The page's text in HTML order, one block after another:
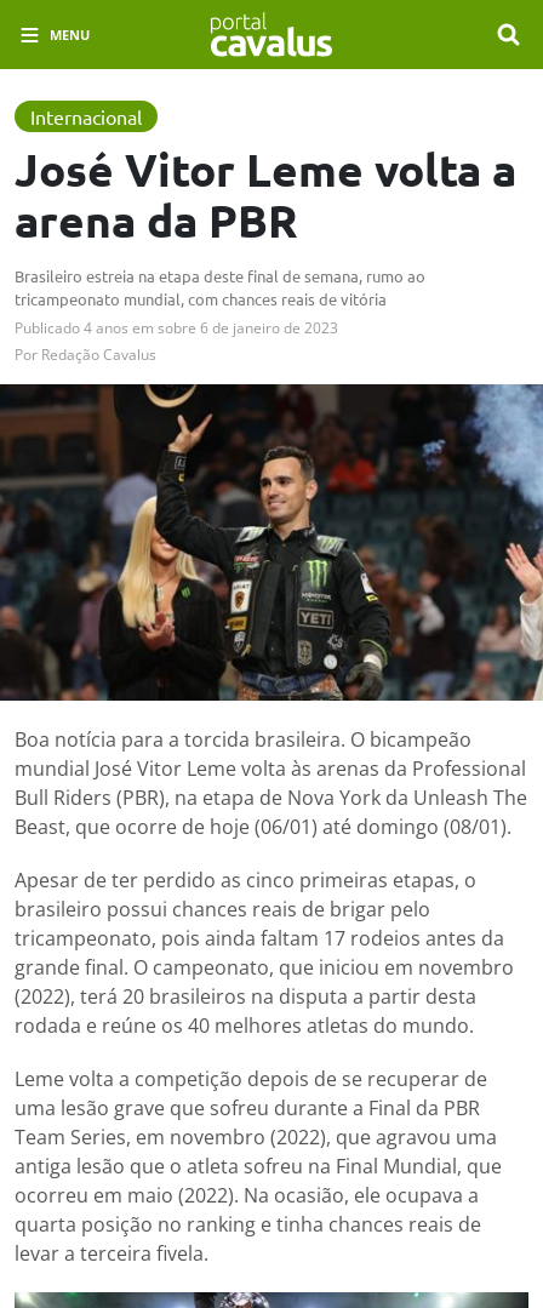
MENU
Internacional
José Vitor Leme volta a
arena da PBR
Brasileiro estreia na etapa deste final de semana, rumo ao
tricampeonato mundial, com chances reais de vitória
Publicado4 anos em sobre 6 de janeiro de 2023
Por Redação Cavalus
Boa notícia para a torcida brasileira. O bicampeão
mundial José Vitor Leme volta às arenas da Professional
Bull Riders (PBR), na etapa de Nova York da Unleash The
Beast, que ocorre de hoje (06/01) até domingo (08/01).
Apesar de ter perdido as cinco primeiras etapas, o
brasileiro possui chances reais de brigar pelo
tricampeonato, pois ainda faltam 17 rodeios antes da
grande final. O campeonato, que iniciou em novembro
(2022), terá 20 brasileiros na disputa a partir desta
rodada e reúne os 40 melhores atletas do mundo.
Leme volta a competição depois de se recuperar de
uma lesão grave que sofreu durante a Final da PBR
Team Series, em novembro (2022), que agravou uma
antiga lesão que o atleta sofreu na Final Mundial, que
ocorreu em maio (2022). Na ocasião, ele ocupava a
quarta posição no ranking e tinha chances reais de
levar a terceira fivela.